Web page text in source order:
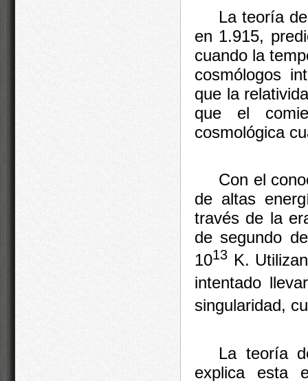
La teoría
en 1.915,
cuando la
cosmólogos
que la
que el
cosmológica
Con el
de altas
través de la
de segundo
1013 K.
intentado
singularidad,
La teoría
explica esta